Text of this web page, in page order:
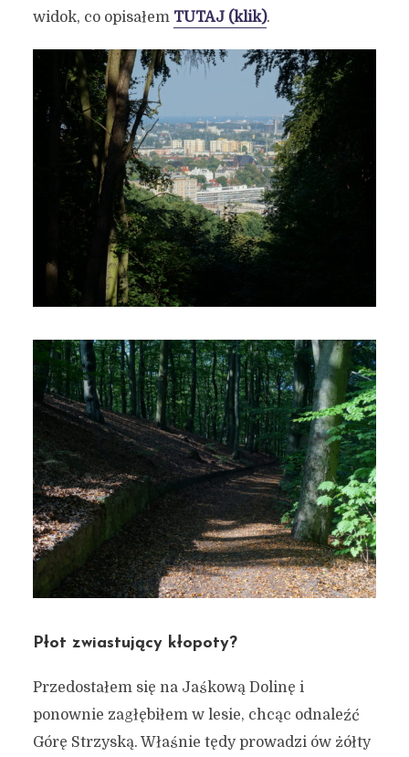
widok, co opisałem TUTAJ (klik).
Płot zwiastujący kłopoty?
Przedostałem się na Jaśkową Dolinę i
ponownie zagłębiłem w lesie, chcąc odnaleźć
Górę Strzyską. Właśnie tędy prowadzi ów żółty